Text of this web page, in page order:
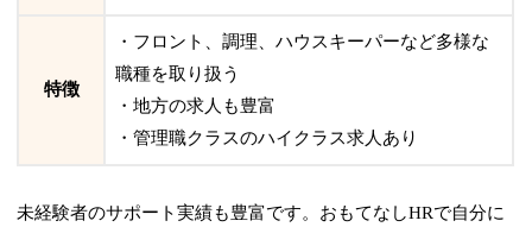
特徴
・フロント、調理、ハウスキーパーなど多様な
職種を取り扱う
・地方の求人も豊富
・管理職クラスのハイクラス求人あり
未経験者のサポート実績も豊富です。おもてなしHRで自分に